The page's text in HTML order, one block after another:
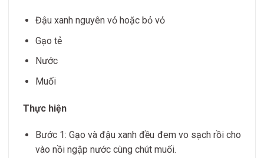
Đậu xanh nguyên vỏ hoặc bỏ vỏ
Gạo tẻ
Nước
Muối
Thực hiện
Bước 1: Gạo và đậu xanh đều đem vo sạch rồi cho
vào nồi ngập nước cùng chút muối.